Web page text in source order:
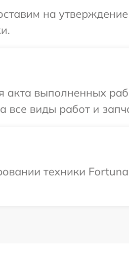
на
акта выполненных
все виды работ и
техники